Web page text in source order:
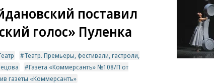
поставил
голос» Пуленка
Театр. Премьеры, фестивали, гастроли,
Газета «Коммерсантъ» №108/П от
газеты «Коммерсантъ»